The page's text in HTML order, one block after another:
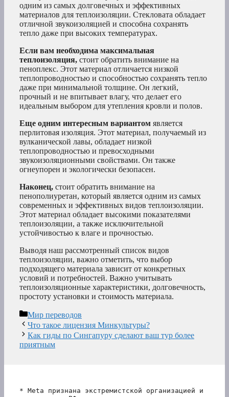
одним из самых долговечных и эффективных
материалов для теплоизоляции. Стекловата обладает
отличной звукоизоляцией и способна сохранять
тепло даже при высоких температурах.
Если вам необходима максимальная
теплоизоляция, стоит обратить внимание на
пеноплекс. Этот материал отличается низкой
теплопроводностью и способностью сохранять тепло
даже при минимальной толщине. Он легкий,
прочный и не впитывает влагу, что делает его
идеальным выбором для утепления кровли и полов.
Еще одним интересным вариантом является
перлитовая изоляция. Этот материал, получаемый из
вулканической лавы, обладает низкой
теплопроводностью и превосходными
звукоизоляционными свойствами. Он также
огнеупорен и экологически безопасен.
Наконец, стоит обратить внимание на
пенополиуретан, который является одним из самых
современных и эффективных видов теплоизоляции.
Этот материал обладает высокими показателями
теплоизоляции, а также исключительной
устойчивостью к влаге и прочностью.
Выводя наш рассмотренный список видов
теплоизоляции, важно отметить, что выбор
подходящего материала зависит от конкретных
условий и потребностей. Важно учитывать
теплоизоляционные характеристики, долговечность,
простоту установки и стоимость материала.
Рубрики
Мир переводов
Что такое лицензия Минкультуры?
Как гиды по Сингапуру сделают ваш тур более
приятным
* Meta признана экстремистской организацией и